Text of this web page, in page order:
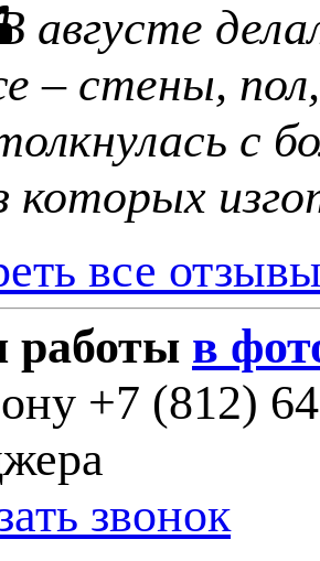
августе
– стены,
с
которых
все
в
+7 (812)
звонок